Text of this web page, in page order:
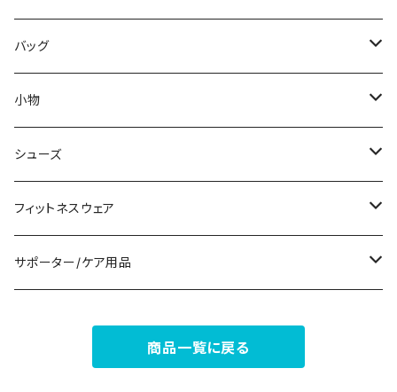
その他
その他
袖付き
ノースリーブ
パンツドレス
ナイトドレス
その他
その他
ブレスレット
ピアス
コサージュ
リング
その他
ブラ/ブラトップ/ベアトップ
ショーツ
タンクトップ/キャミソール
半袖/5分
7分/長袖
ペチコート/ペチパンツ
バッグ
サブバッグ
クラッチバッグ
トートバッグ
ショルダーバッグ
カジュアルバッグ
小物
マフラー/スカーフ/ストール
財布
アクセサリーケース
シューズ
スニーカー
ブーツ
フィットネスウェア
セット販売
サポーター/ケア用品
商品一覧に戻る